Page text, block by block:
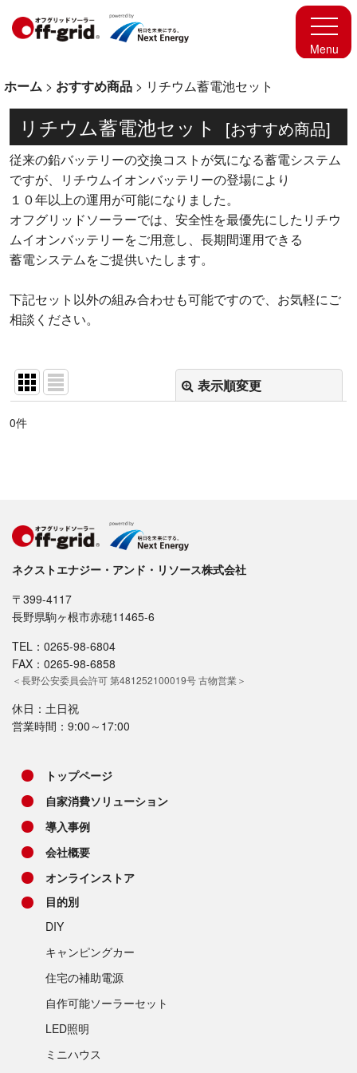
ホーム > おすすめ商品 > リチウム蓄電池セット
リチウム蓄電池セット [おすすめ商品]
従来の鉛バッテリーの交換コストが気になる蓄電システム
ですが、リチウムイオンバッテリーの登場により
１０年以上の運用が可能になりました。
オフグリッドソーラーでは、安全性を最優先にしたリチウ
ムイオンバッテリーをご用意し、長期間運用できる
蓄電システムをご提供いたします。
下記セット以外の組み合わせも可能ですので、お気軽にご
相談ください。
表示順変更
表示数
0件
ネクストエナジー・アンド・リソース株式会社
〒399-4117
長野県駒ヶ根市赤穂11465-6
TEL：0265-98-6804
FAX：0265-98-6858
＜長野公安委員会許可 第481252100019号 古物営業＞
休日：土日祝
営業時間：9:00～17:00
トップページ
自家消費ソリューション
導入事例
会社概要
オンラインストア
目的別
DIY
キャンピングカー
住宅の補助電源
自作可能ソーラーセット
LED照明
ミニハウス